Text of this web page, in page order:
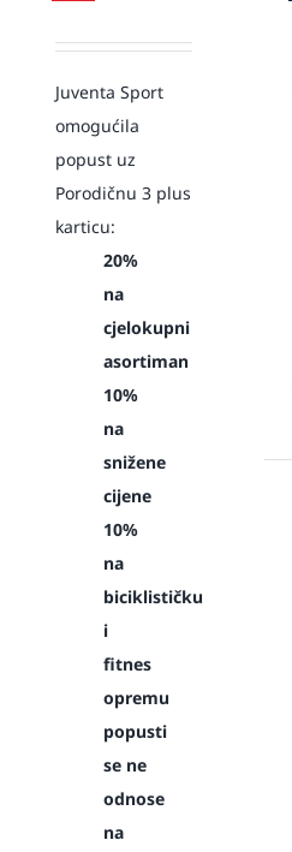
Juventa Sport
omogućila
popust uz
Porodičnu 3 plus
karticu:
20%
na
cjelokupni
asortiman
10%
na
snižene
cijene
10%
na
biciklističku
i
fitnes
opremu
popusti
se ne
odnose
na